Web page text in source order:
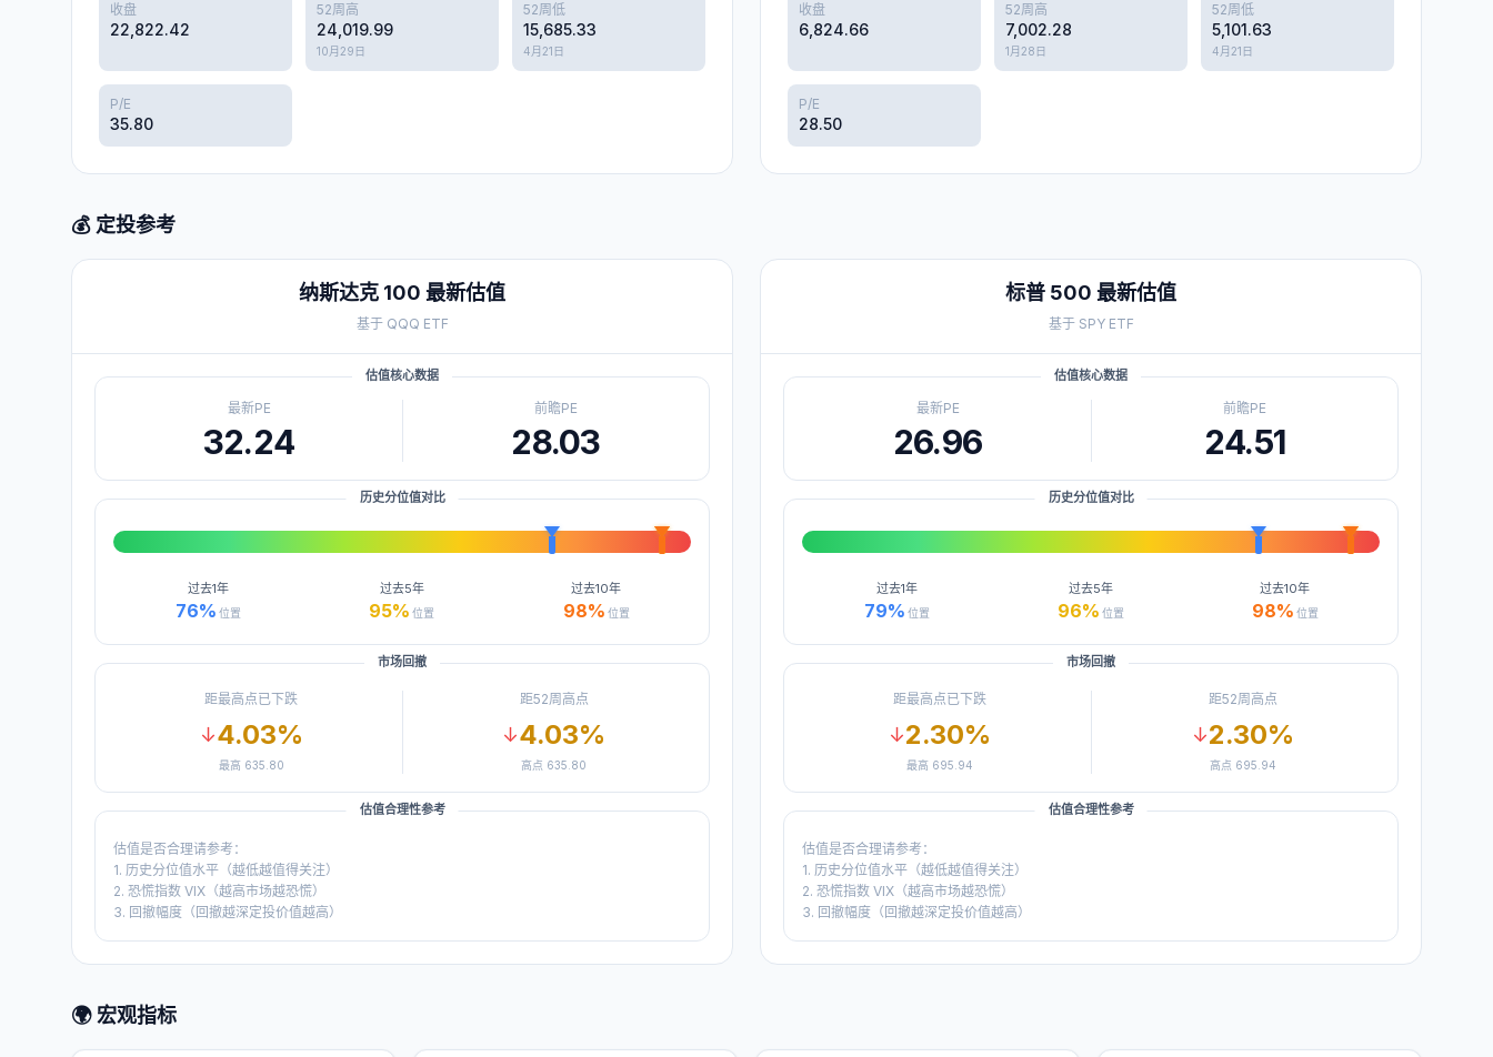
收盘
22,822.42
52周高
24,019.99
10月29日
52周低
15,685.33
4月21日
P/E
35.80
收盘
6,824.66
52周高
7,002.28
1月28日
52周低
5,101.63
4月21日
P/E
28.50
💰 定投参考
纳斯达克 100 最新估值
基于 QQQ ETF
估值核心数据
最新PE
32.24
前瞻PE
28.03
历史分位值对比
过去1年
76% 位置
过去5年
95% 位置
过去10年
98% 位置
市场回撤
距最高点已下跌
↓4.03%
最高 635.80
距52周高点
↓4.03%
高点 635.80
估值合理性参考
估值是否合理请参考：
1. 历史分位值水平（越低越值得关注）
2. 恐慌指数 VIX（越高市场越恐慌）
3. 回撤幅度（回撤越深定投价值越高）
标普 500 最新估值
基于 SPY ETF
估值核心数据
最新PE
26.96
前瞻PE
24.51
历史分位值对比
过去1年
79% 位置
过去5年
96% 位置
过去10年
98% 位置
市场回撤
距最高点已下跌
↓2.30%
最高 695.94
距52周高点
↓2.30%
高点 695.94
估值合理性参考
估值是否合理请参考：
1. 历史分位值水平（越低越值得关注）
2. 恐慌指数 VIX（越高市场越恐慌）
3. 回撤幅度（回撤越深定投价值越高）
🌍 宏观指标